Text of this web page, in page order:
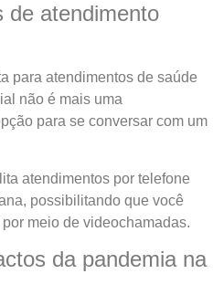
de atendimento
para atendimentos de saúde
não é mais uma
para se conversar com um
atendimentos por telefone
possibilitando que você
meio de videochamadas.
da pandemia na